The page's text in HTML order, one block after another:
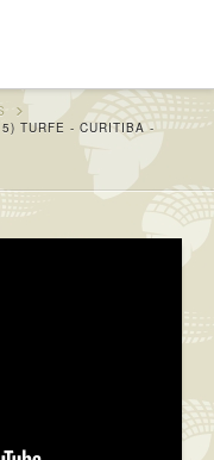
TURFE - CURITIBA -